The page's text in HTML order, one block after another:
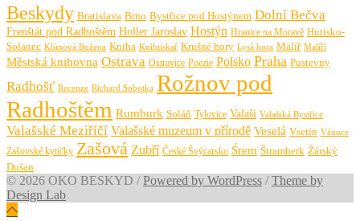
Beskydy Bratislava Brno Bystřice pod Hostýnem Dolní Bečva
Frenštát pod Radhoštěm Holler Jaroslav Hostýn Hranice na Moravě Hutisko-
Solanec Klímová Božena Kniha Knihtiskař Krušné hory Lysá hora Malíř Malíři
Městská knihovna Ostrava Ostravice Poezie Polsko Praha Pustevny
Radhošť Recenze Richard Sobotka Rožnov pod
Radhoštěm Rumburk Soláň Tylovice Valaši Valašská Bystřice
Valašské Meziříčí Valašské muzeum v přírodě Veselá Vsetín Vánoce
Zašovské kytičky Zašová Zubří České Švýcarsko Śrem Štramberk Žárský
Dušan
© 2026 OKO BESKYD / Powered by WordPress /Theme by
Design Lab